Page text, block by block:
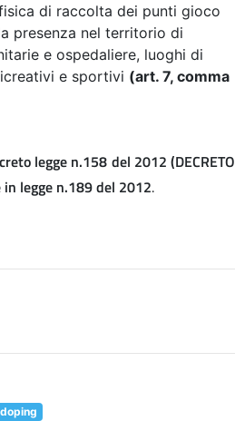
di raccolta dei punti gioco
presenza nel territorio di
e ospedaliere, luoghi di
e sportivi (art. 7, comma
legge n.158 del 2012 (DECRETO
in legge n.189 del 2012.